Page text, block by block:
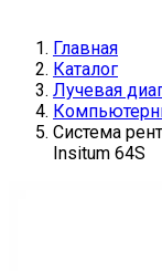
Главная
Каталог
Лучевая
Система
Insitum 64S